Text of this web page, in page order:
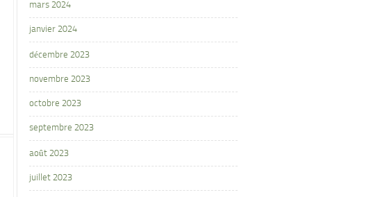
mars 2024
janvier 2024
décembre 2023
novembre 2023
octobre 2023
septembre 2023
août 2023
juillet 2023